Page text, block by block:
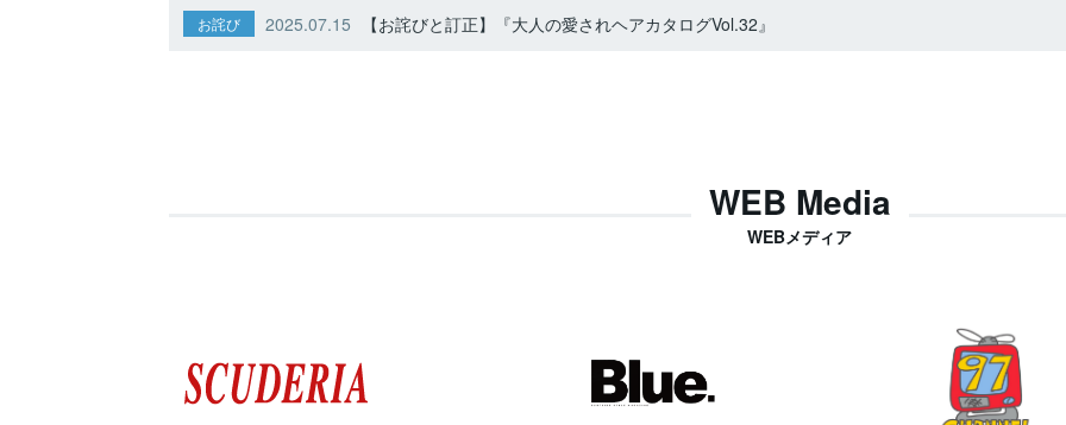
お詫び 2025.07.15 【お詫びと訂正】『大人の愛されヘアカタログVol.32』
WEB Media
WEBメディア